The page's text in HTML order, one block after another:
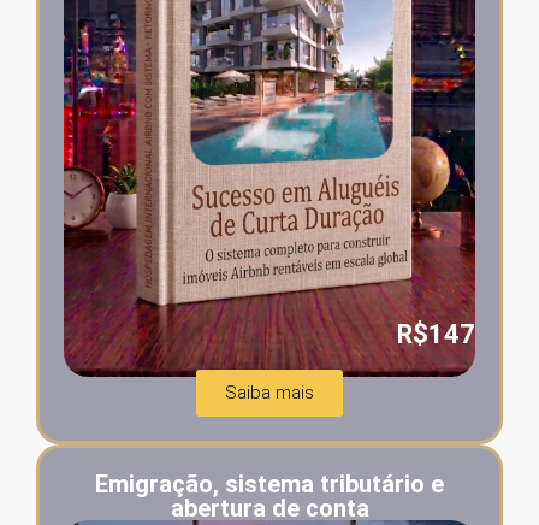
R$147
Saiba mais
Emigração, sistema tributário e
abertura de conta